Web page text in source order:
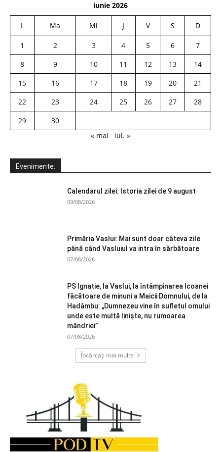
iunie 2026
L Ma Mi J V S D
1 2 3 4 5 6
7
8
9 10 11 12 13
14
15
16 17 18 19 20
21
22
23 24 25 26 27
28
29
30
« mai
iul. »
Evenimente:
Calendarul zilei: Istoria zilei de 9 august
09/08/2026
Primăria Vaslui: Mai sunt doar câteva zile
până când Vasluiul va intra în sărbătoare
07/08/2026
PS Ignatie, la Vaslui, la întâmpinarea Icoanei
făcătoare de minuni a Maicii Domnului, de la
Hadâmbu: „Dumnezeu vine în sufletul omului
unde este multă liniște, nu rumoarea
mândriei”
07/08/2026
Încărcați mai multe